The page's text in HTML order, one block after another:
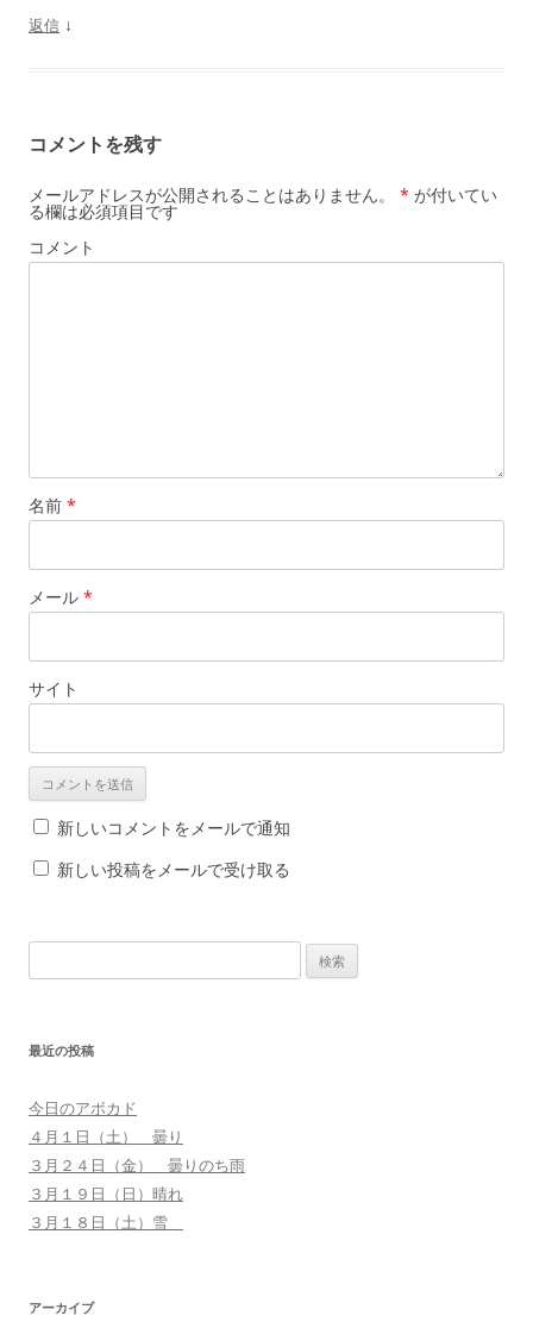
返信 ↓
コメントを残す
メールアドレスが公開されることはありません。 * が付いてい
る欄は必須項目です
コメント
名前 *
メール *
サイト
新しいコメントをメールで通知
新しい投稿をメールで受け取る
索
最近の投稿
今日のアボカド
４月１日（土） 曇り
３月２４日（金） 曇りのち雨
３月１９日（日）晴れ
３月１８日（土）雪
アーカイブ